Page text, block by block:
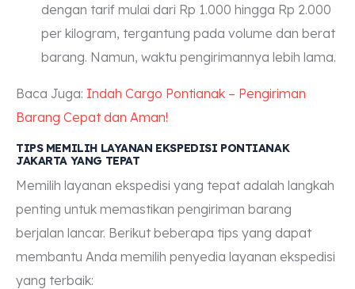
dengan tarif mulai dari Rp 1.000 hingga Rp 2.000
per kilogram, tergantung pada volume dan berat
barang. Namun, waktu pengirimannya lebih lama.
Baca Juga: Indah Cargo Pontianak – Pengiriman
Barang Cepat dan Aman!
TIPS MEMILIH LAYANAN EKSPEDISI PONTIANAK
JAKARTA YANG TEPAT
Memilih layanan ekspedisi yang tepat adalah langkah
penting untuk memastikan pengiriman barang
berjalan lancar. Berikut beberapa tips yang dapat
membantu Anda memilih penyedia layanan ekspedisi
yang terbaik: